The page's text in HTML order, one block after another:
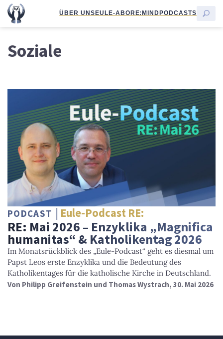
ÜBER UNSEULE-ABORE:MINDPODCASTS
Soziale
PODCAST Eule-Podcast RE:
RE: Mai 2026 – Enzyklika „Magnifica
humanitas“ & Katholikentag 2026
Im Monatsrückblick des „Eule-Podcast“ geht es diesmal um
Papst Leos erste Enzyklika und die Bedeutung des
Katholikentages für die katholische Kirche in Deutschland.
Von Philipp Greifenstein und Thomas Wystrach, 30. Mai 2026